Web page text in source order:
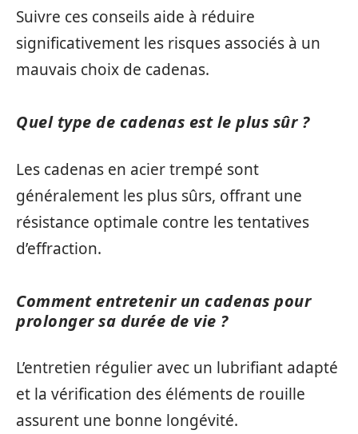
Suivre ces conseils aide à réduire
significativement les risques associés à un
mauvais choix de cadenas.
Quel type de cadenas est le plus sûr ?
Les cadenas en acier trempé sont
généralement les plus sûrs, offrant une
résistance optimale contre les tentatives
d’effraction.
Comment entretenir un cadenas pour
prolonger sa durée de vie ?
L’entretien régulier avec un lubrifiant adapté
et la vérification des éléments de rouille
assurent une bonne longévité.